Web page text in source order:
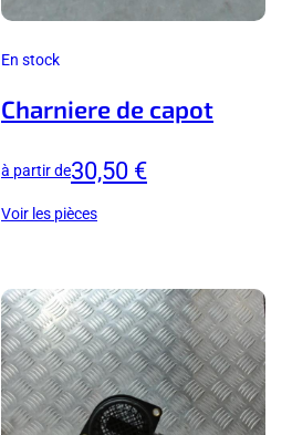
En stock
Charniere de capot
à partir de30,50 €
Voir les pièces